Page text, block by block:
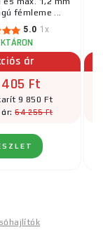
fémleme ...
5.0 1x
ár
Ft
9 850 Ft
ár:64 255 Ft